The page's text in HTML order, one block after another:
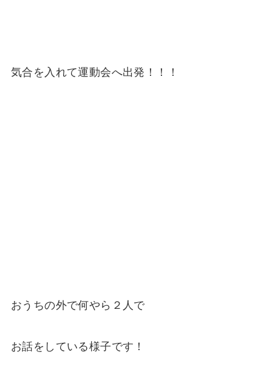
気合を入れて運動会へ出発！！！
おうちの外で何やら２人で
お話をしている様子です！